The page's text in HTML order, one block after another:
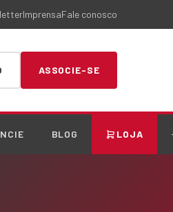
ImprensaFale conosco
ASSOCIE-SE
BLOG LOJA